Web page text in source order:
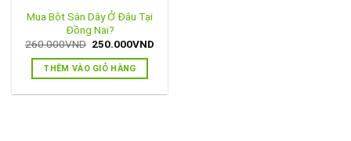
Mua Bột Sắn Dây Ở Đâu Tại
Đồng Nai?
260.000VND Giá
là:
260.000VND.
250.000VND
THÊM VÀO GIỎ HÀNG